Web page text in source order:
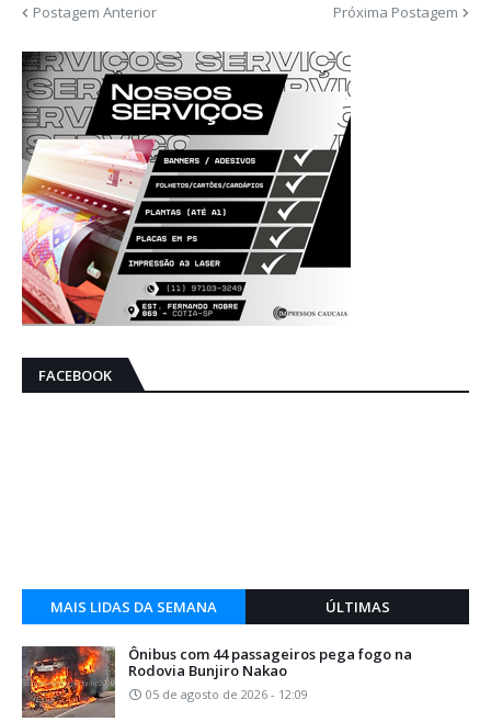
Postagem Anterior Próxima Postagem
FACEBOOK
MAIS LIDAS DA SEMANA ÚLTIMAS
Ônibus com 44 passageiros pega fogo na
Rodovia Bunjiro Nakao
05 de agosto de 2026 - 12:09